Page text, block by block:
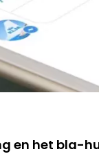
en het bla-